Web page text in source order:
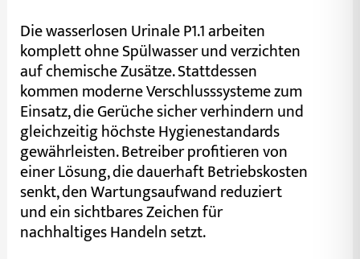
Die wasserlosen Urinale P1.1 arbeiten
komplett ohne Spülwasser und verzichten
auf chemische Zusätze. Stattdessen
kommen moderne Verschlusssysteme zum
Einsatz, die Gerüche sicher verhindern und
gleichzeitig höchste Hygienestandards
gewährleisten. Betreiber profitieren von
einer Lösung, die dauerhaft Betriebskosten
senkt, den Wartungsaufwand reduziert
und ein sichtbares Zeichen für
nachhaltiges Handeln setzt.